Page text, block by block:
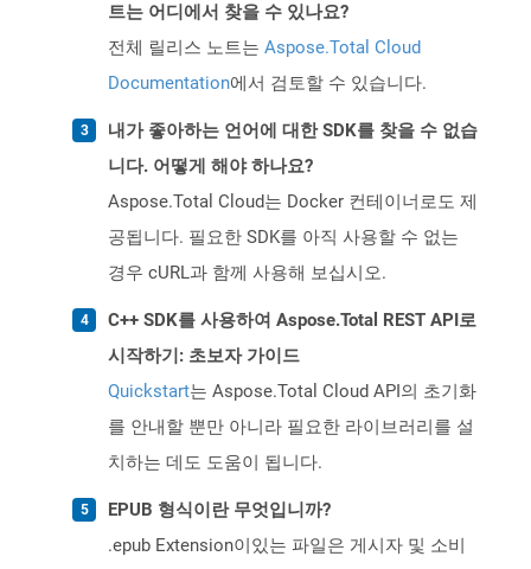
트는 어디에서 찾을 수 있나요?
전체 릴리스 노트는 Aspose.Total Cloud
Documentation에서 검토할 수 있습니다.
내가 좋아하는 언어에 대한 SDK를 찾을 수 없습
니다. 어떻게 해야 하나요?
Aspose.Total Cloud는 Docker 컨테이너로도 제
공됩니다. 필요한 SDK를 아직 사용할 수 없는
경우 cURL과 함께 사용해 보십시오.
C++ SDK를 사용하여 Aspose.Total REST API로
시작하기: 초보자 가이드
Quickstart는 Aspose.Total Cloud API의 초기화
를 안내할 뿐만 아니라 필요한 라이브러리를 설
치하는 데도 도움이 됩니다.
EPUB 형식이란 무엇입니까?
.epub Extension이있는 파일은 게시자 및 소비